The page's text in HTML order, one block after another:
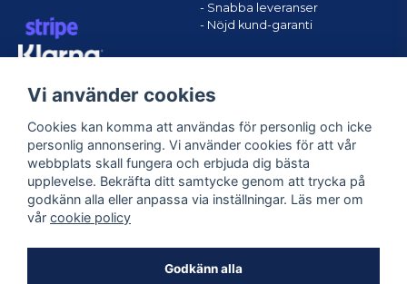
- Snabba leveranser
- Nöjd kund-garanti
Följ oss
Vi använder cookies
Cookies kan komma att användas för personlig och icke
personlig annonsering. Vi använder cookies för att vår
webbplats skall fungera och erbjuda dig bästa
upplevelse. Bekräfta ditt samtycke genom att trycka på
godkänn alla eller anpassa via inställningar. Läs mer om
vår cookie policy
Godkänn alla